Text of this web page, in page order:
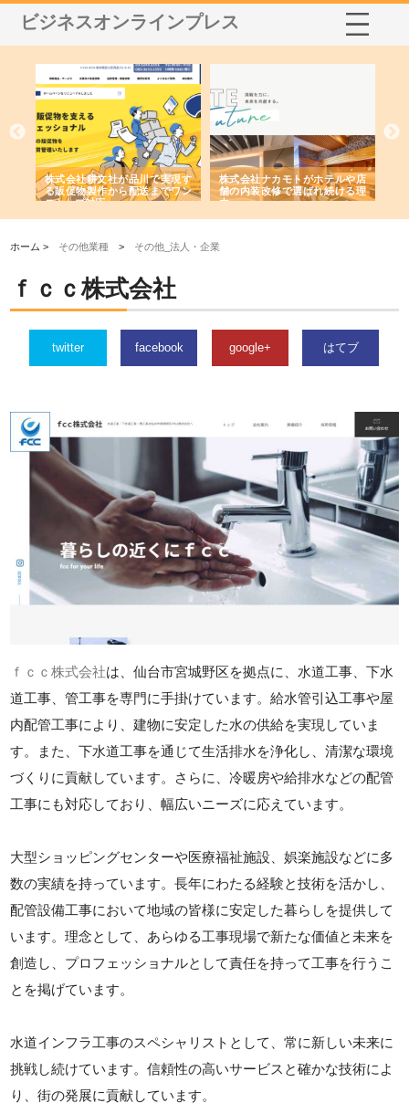
ビジネスオンラインプレス
株式会社耕文社が品川で実現す
る販促物製作から配送までワン
ストップ対応
株式会社ナカモトがホテルや店
舗の内装改修で選ばれ続ける理
由
ホーム > その他業種 > その他_法人・企業
ｆｃｃ株式会社
twitter facebook google+ はてブ
ｆｃｃ株式会社は、仙台市宮城野区を拠点に、水道工事、下水
道工事、管工事を専門に手掛けています。給水管引込工事や屋
内配管工事により、建物に安定した水の供給を実現していま
す。また、下水道工事を通じて生活排水を浄化し、清潔な環境
づくりに貢献しています。さらに、冷暖房や給排水などの配管
工事にも対応しており、幅広いニーズに応えています。
大型ショッピングセンターや医療福祉施設、娯楽施設などに多
数の実績を持っています。長年にわたる経験と技術を活かし、
配管設備工事において地域の皆様に安定した暮らしを提供して
います。理念として、あらゆる工事現場で新たな価値と未来を
創造し、プロフェッショナルとして責任を持って工事を行うこ
とを掲げています。
水道インフラ工事のスペシャリストとして、常に新しい未来に
挑戦し続けています。信頼性の高いサービスと確かな技術によ
り、街の発展に貢献しています。